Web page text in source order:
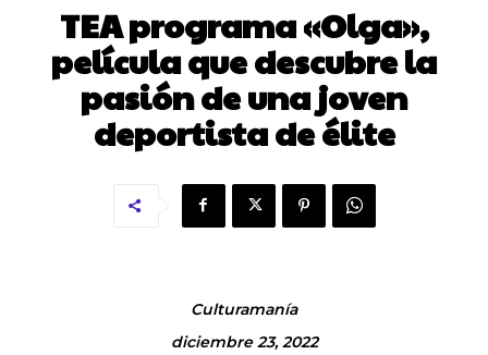
TEA programa «Olga»,
película que descubre la
pasión de una joven
deportista de élite
Culturamanía
diciembre 23, 2022